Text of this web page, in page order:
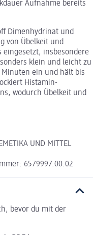
Aufnahme bereits
Dimenhydrinat und
von Übelkeit und
insbesondere
klein und leicht zu
ein und hält bis
Histamin-
wodurch Übelkeit und
UND MITTEL
6579997.00.02
bevor du mit der